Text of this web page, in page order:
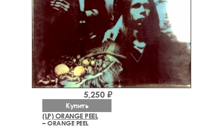
(LP) ORANGE PEEL
– ORANGE PEEL
5,250 ₽
Купить